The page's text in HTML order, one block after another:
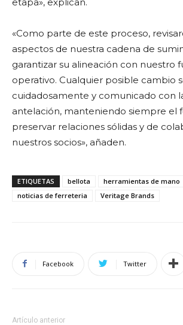
«Como parte de este proceso,
aspectos de nuestra cadena de
garantizar su alineación con nuestro
operativo. Cualquier posible cambio
cuidadosamente y comunicado con
antelación, manteniendo siempre el
preservar relaciones sólidas y de
nuestros socios», añaden.
ETIQUETAS bellota
herramientas de mano
noticias de ferreteria
Veritage Brands
Facebook Twitter
Artículo anterior